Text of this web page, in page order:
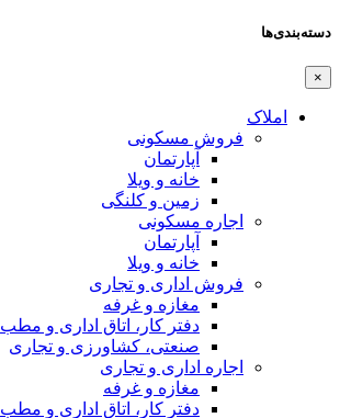
دسته‌بندی‌ها
×
املاک
فروش مسکونی
آپارتمان
خانه و ویلا
زمین و کلنگی
اجاره مسکونی
آپارتمان
خانه و ویلا
فروش اداری و تجاری
مغازه و غرفه
دفتر کار، اتاق اداری و مطب
صنعتی،‌ کشاورزی و تجاری
اجاره اداری و تجاری
مغازه و غرفه
دفتر کار، اتاق اداری و مطب